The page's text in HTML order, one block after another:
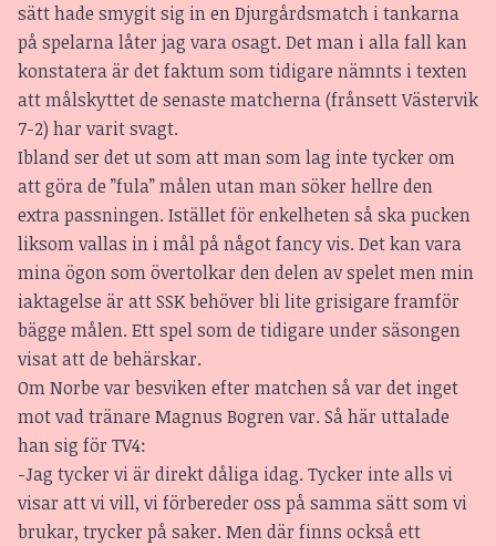
sätt hade smygit sig in en Djurgårdsmatch i tankarna
på spelarna låter jag vara osagt. Det man i alla fall kan
konstatera är det faktum som tidigare nämnts i texten
att målskyttet de senaste matcherna (frånsett Västervik
7-2) har varit svagt.
Ibland ser det ut som att man som lag inte tycker om
att göra de ”fula” målen utan man söker hellre den
extra passningen. Istället för enkelheten så ska pucken
liksom vallas in i mål på något fancy vis. Det kan vara
mina ögon som övertolkar den delen av spelet men min
iaktagelse är att SSK behöver bli lite grisigare framför
bägge målen. Ett spel som de tidigare under säsongen
visat att de behärskar.
Om Norbe var besviken efter matchen så var det inget
mot vad tränare Magnus Bogren var. Så här uttalade
han sig för TV4:
-Jag tycker vi är direkt dåliga idag. Tycker inte alls vi
visar att vi vill, vi förbereder oss på samma sätt som vi
brukar, trycker på saker. Men där finns också ett